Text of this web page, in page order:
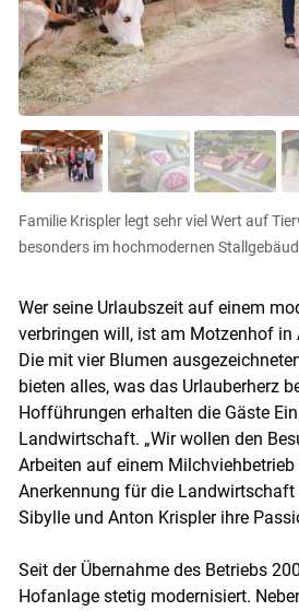
Skip to main
Familie Krispler legt sehr viel Wert auf
besonders im hochmodernen
Wer seine Urlaubszeit auf einem
verbringen will, ist am Motzenhof in
Die mit vier Blumen
bieten alles, was das Urlauberherz
Hofführungen erhalten die Gäste
Landwirtschaft. „Wir wollen den
Arbeiten auf einem
Anerkennung für die Landwirtschaft
Sibylle und Anton Krispler ihre
Seit der Übernahme des Betriebs
Hofanlage stetig modernisiert.